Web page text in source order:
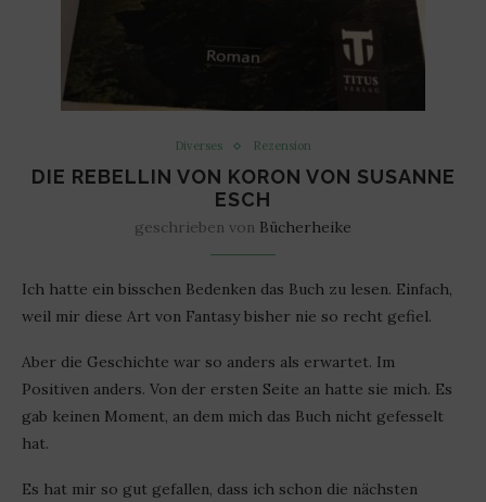
Diverses Rezension
DIE REBELLIN VON KORON VON SUSANNE
ESCH
geschrieben von Bücherheike
Ich hatte ein bisschen Bedenken das Buch zu lesen. Einfach,
weil mir diese Art von Fantasy bisher nie so recht gefiel.
Aber die Geschichte war so anders als erwartet. Im
Positiven anders. Von der ersten Seite an hatte sie mich. Es
gab keinen Moment, an dem mich das Buch nicht gefesselt
hat.
Es hat mir so gut gefallen, dass ich schon die nächsten